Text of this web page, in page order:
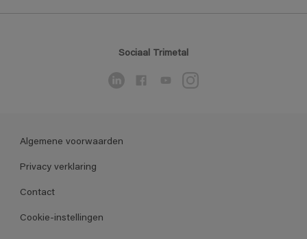
Sociaal Trimetal
Algemene voorwaarden
Privacy verklaring
Contact
Cookie-instellingen